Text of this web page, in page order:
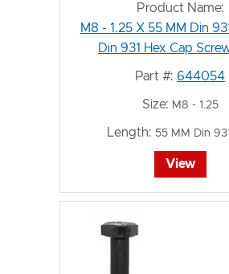
Product Name:
M8 - 1.25 X 55 MM Din
Din 931 Hex Cap
Part #: 644054
Size: M8 - 1.25
Length: 55 MM Din
View